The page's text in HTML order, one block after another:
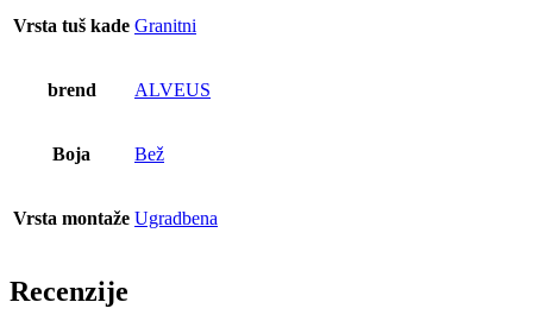
Vrsta tuš kade Granitni
brend ALVEUS
Boja Bež
Vrsta montaže Ugradbena
Recenzije